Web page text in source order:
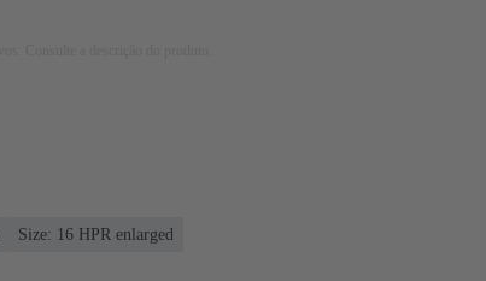
Size: 16 HPR enlarged